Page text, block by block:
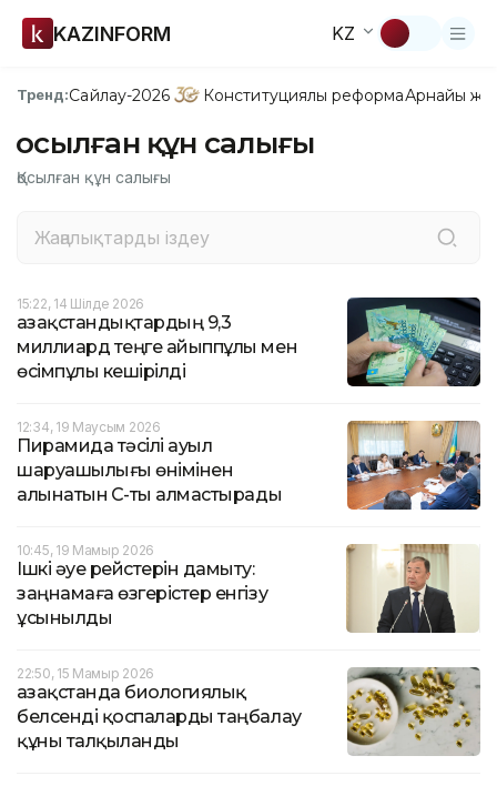
KAZINFORM KZ
Тренд:Сайлау-2026 Конституциялық реформаАрнайы
Қосылған құн салығы
Қосылған құн салығы
15:22, 14 Шілде 2026
Қазақстандықтардың 9,3
миллиард теңге айыппұлы мен
өсімпұлы кешірілді
12:34, 19 Маусым 2026
Пирамида тәсілі ауыл
шаруашылығы өнімінен
алынатын ҚҚС-ты алмастырады
10:45, 19 Мамыр 2026
Ішкі әуе рейстерін дамыту:
заңнамаға өзгерістер енгізу
ұсынылды
22:50, 15 Мамыр 2026
Қазақстанда биологиялық
белсенді қоспаларды таңбалау
құны талқыланды